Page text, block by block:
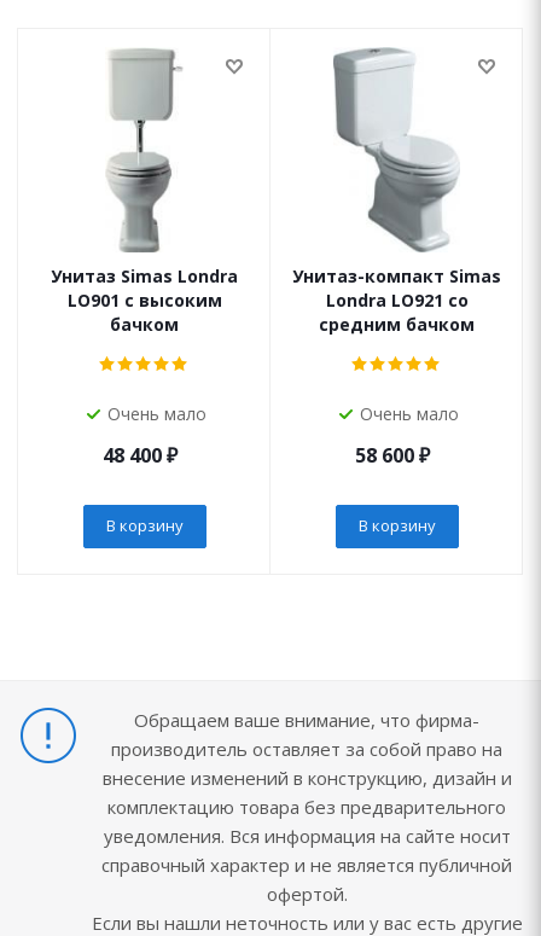
Унитаз Simas Londra
LO901 с высоким
бачком
Очень мало
48 400₽
В корзину
Унитаз-компакт Simas
Londra LO921 со
средним бачком
Очень мало
58 600₽
В корзину
Обращаем ваше внимание, что фирма-
производитель оставляет за собой право на
внесение изменений в конструкцию, дизайн и
комплектацию товара без предварительного
уведомления. Вся информация на сайте носит
справочный характер и не является публичной
офертой.
Если вы нашли неточность или у вас есть другие